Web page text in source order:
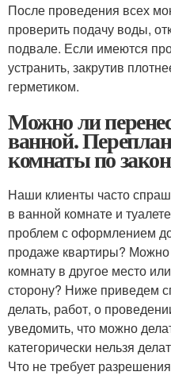
После проведения всех
проверить подачу воды,
подвале. Если имеются
устранить, закрутив
герметиком.
Можно ли
ванной.
комнаты по
Наши клиенты часто
в ванной комнате и
проблем с оформлением
продаже квартиры?
комнату в другое место
сторону? Ниже приведем
делать, работ, о
уведомить, что можно
категорически нельзя
Что не требует разрешения